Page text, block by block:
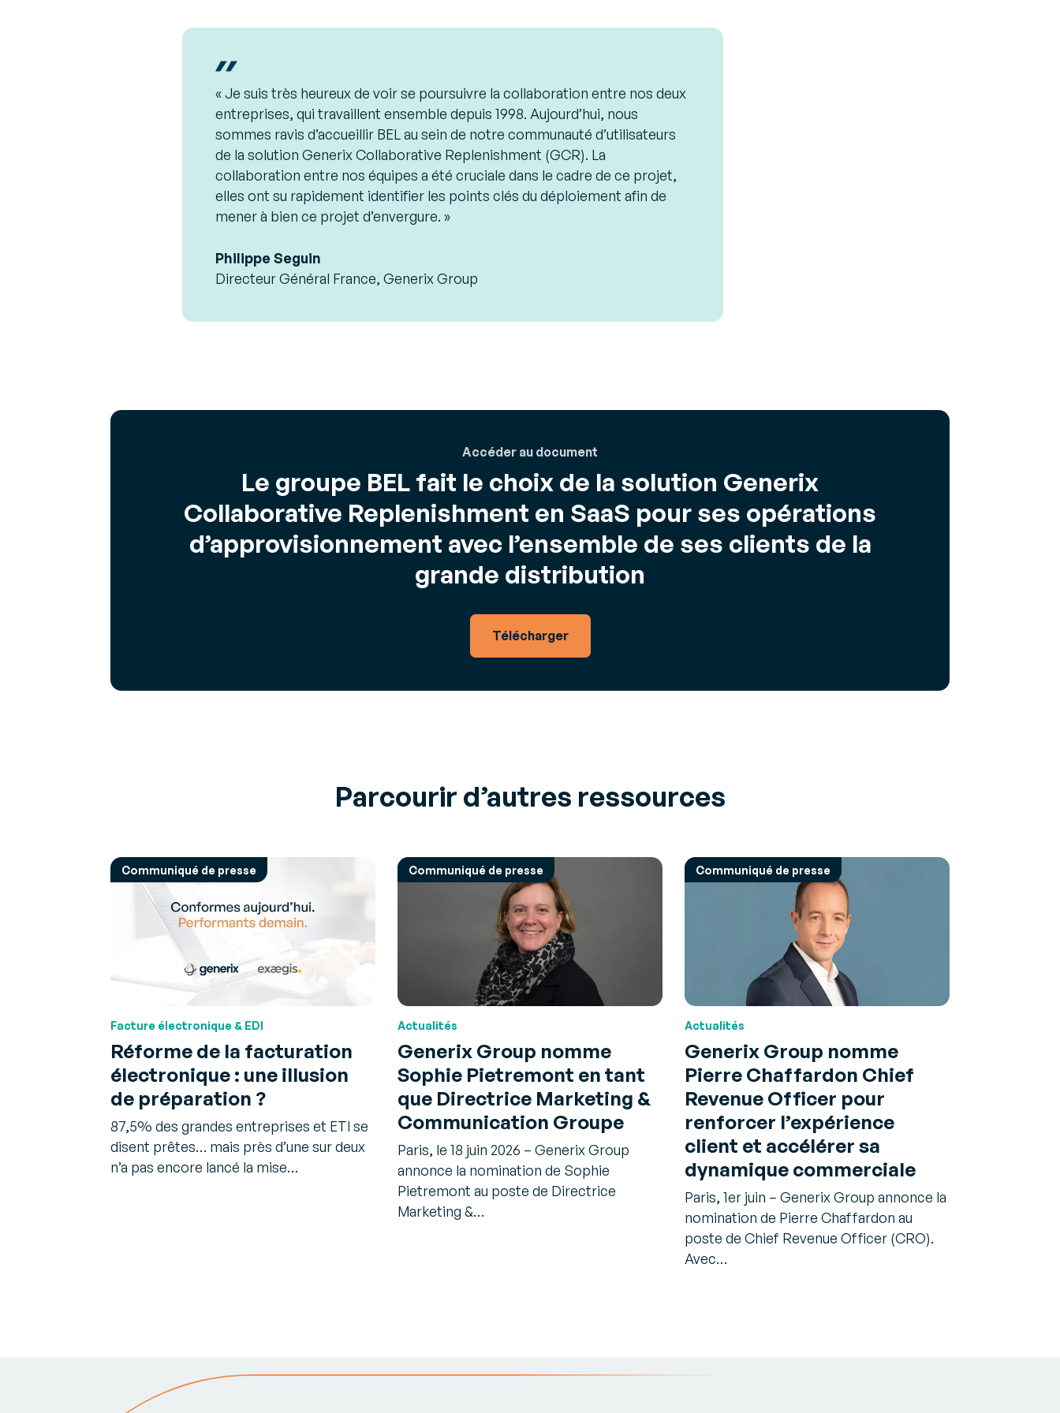
« Je suis très heureux de voir se poursuivre la collaboration entre nos deux
entreprises, qui travaillent ensemble depuis 1998. Aujourd’hui, nous
sommes ravis d’accueillir BEL au sein de notre communauté d’utilisateurs
de la solution Generix Collaborative Replenishment (GCR). La
collaboration entre nos équipes a été cruciale dans le cadre de ce projet,
elles ont su rapidement identifier les points clés du déploiement afin de
mener à bien ce projet d’envergure. »
Philippe Seguin
Directeur Général France, Generix Group
Accéder au document
Le groupe BEL fait le choix de la solution Generix
Collaborative Replenishment en SaaS pour ses opérations
d’approvisionnement avec l’ensemble de ses clients de la
grande distribution
Télécharger
Parcourir d’autres ressources
Communiqué de presse
Facture électronique & EDI
Réforme de la facturation
électronique : une illusion
de préparation ?
87,5% des grandes entreprises et ETI se
disent prêtes… mais près d’une sur deux
n’a pas encore lancé la mise…
Communiqué de presse
Actualités
Generix Group nomme
Sophie Pietremont en tant
que Directrice Marketing &
Communication Groupe
Paris, le 18 juin 2026 – Generix Group
annonce la nomination de Sophie
Pietremont au poste de Directrice
Marketing &…
Communiqué de presse
Actualités
Generix Group nomme
Pierre Chaffardon Chief
Revenue Officer pour
renforcer l’expérience
client et accélérer sa
dynamique commerciale
Paris, 1er juin – Generix Group annonce la
nomination de Pierre Chaffardon au
poste de Chief Revenue Officer (CRO).
Avec…